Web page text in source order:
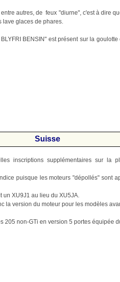
autres, de feux "diurne", c'est à dire
lave glaces de phares.
BENSIN" est présent sur la
Suisse
inscriptions supplémentaires sur la
puisque les moteurs "dépollés" sont
un XU9J1 au lieu du XU5JA.
la version du moteur pour les modèles
205 non-GTi en version 5 portes équipée